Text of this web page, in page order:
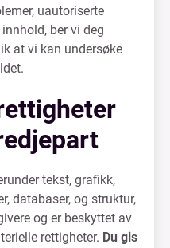
uautoriserte
ber vi deg
at vi kan undersøke
tekst, grafikk,
databaser, og struktur,
og er beskyttet av
rettigheter. Du gis